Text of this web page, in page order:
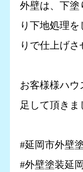
外壁は、下塗
り下地処理
りで仕上げさ
お客様様ハ
足して頂きま
#延岡市外壁
#外壁塗装延